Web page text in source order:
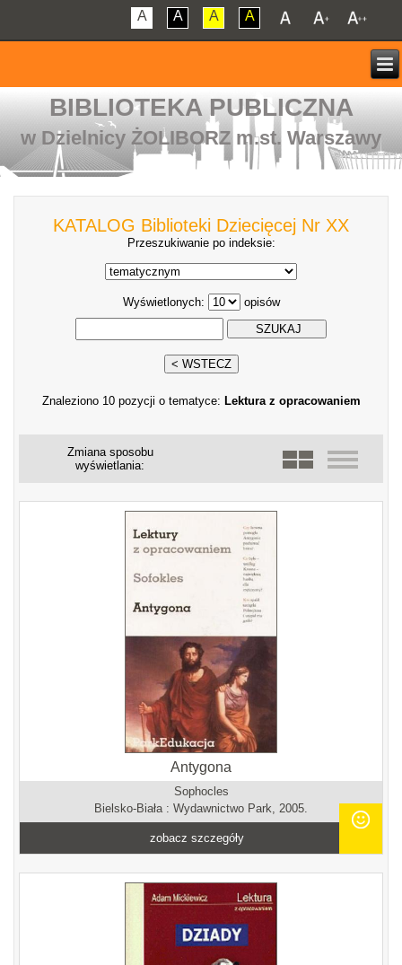
A A A A
BIBLIOTEKA PUBLICZNA
w Dzielnicy ŻOLIBORZ m.st. Warszawy
KATALOG Biblioteki Dziecięcej Nr XX
Przeszukiwanie po indeksie:
Wyświetlonych: opisów
Znaleziono 10 pozycji o tematyce: Lektura z opracowaniem
Zmiana sposobu
wyświetlania:
Antygona
Sophocles
Bielsko-Biała : Wydawnictwo Park, 2005.
zobacz szczegóły